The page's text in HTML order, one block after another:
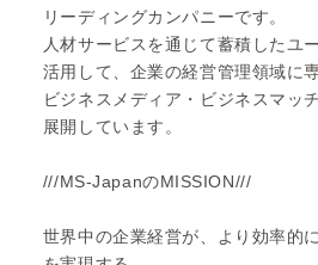
リーディングカンパニーです。
人材サービスを通じて蓄積したユ
活用して、企業の経営管理領域に
ビジネスメディア・ビジネスマッ
展開しています。
///MS-JapanのMISSION///
世界中の企業経営が、より効率的